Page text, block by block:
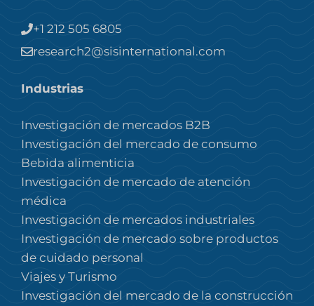
+1 212 505 6805
research2@sisinternational.com
Industrias
Investigación de mercados B2B
Investigación del mercado de consumo
Bebida alimenticia
Investigación de mercado de atención
médica
Investigación de mercados industriales
Investigación de mercado sobre productos
de cuidado personal
Viajes y Turismo
Investigación del mercado de la construcción